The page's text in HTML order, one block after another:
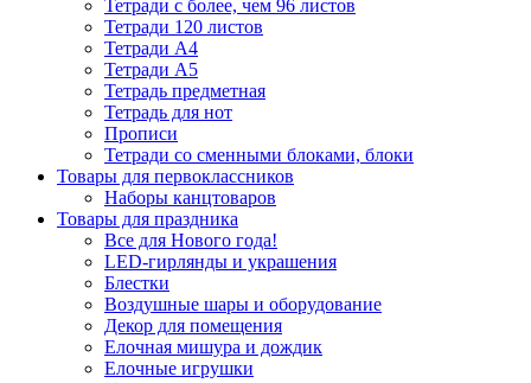
Тетради с более, чем 96 листов
Тетради 120 листов
Тетради А4
Тетради А5
Тетрадь предметная
Тетрадь для нот
Прописи
Тетради со сменными блоками, блоки
Товары для первоклассников
Наборы канцтоваров
Товары для праздника
Все для Нового года!
LED-гирлянды и украшения
Блестки
Воздушные шары и оборудование
Декор для помещения
Елочная мишура и дождик
Елочные игрушки